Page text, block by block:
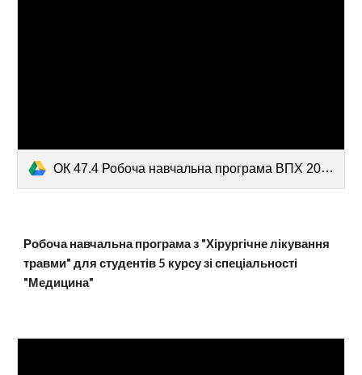
ОК 47.4 Робоча навчальна програма ВПХ 2024-2025 н.р..pdf
Робоча навчальна програма з "Хірургічне лікування
травми" для студентів 5 курсу зі спеціальності
"Медицина"